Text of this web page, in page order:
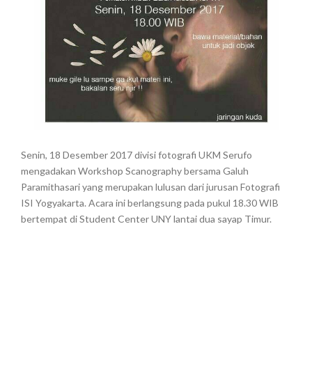
Senin, 18 Desember 2017 divisi fotografi UKM Serufo
mengadakan Workshop Scanography bersama Galuh
Paramithasari yang merupakan lulusan dari jurusan Fotografi
ISI Yogyakarta. Acara ini berlangsung pada pukul 18.30 WIB
bertempat di Student Center UNY lantai dua sayap Timur.